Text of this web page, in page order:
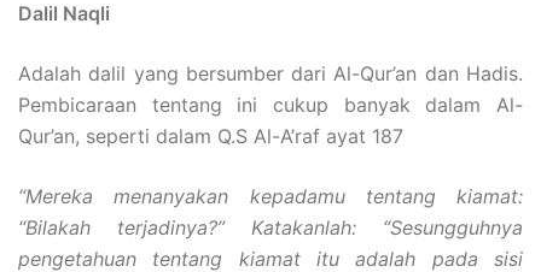
Dalil Naqli
Adalah dalil yang bersumber dari Al-Qur’an dan Hadis.
Pembicaraan tentang ini cukup banyak dalam Al-
Qur’an, seperti dalam Q.S Al-A’raf ayat 187
“Mereka menanyakan kepadamu tentang kiamat:
“Bilakah terjadinya?” Katakanlah: “Sesungguhnya
pengetahuan tentang kiamat itu adalah pada sisi